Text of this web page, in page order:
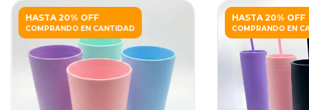
HASTA 20% OFF
COMPRANDO EN CANTIDAD
HASTA 20% OFF
COMPRANDO EN